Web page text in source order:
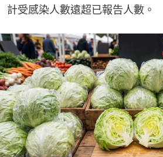
計受感染人數遠超已報告人數。